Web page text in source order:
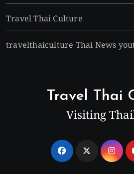
Travel Thai Culture
travelthaiculture Thai News
Travel Thai
Visiting